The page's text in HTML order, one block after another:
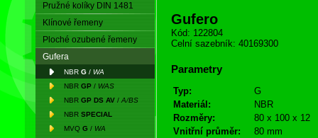
Pružné kolíky DIN 1481
Klínové řemeny
Ploché ozubené řemeny
Gufera
NBR G / WA
NBR GP / WAS
NBR GP DS AV / A/BS
NBR SPECIAL
MVQ G / WA
Gufero
Kód: 122804
Celní sazebník: 40169300
Parametry
Typ:
G
Materiál:
NBR
Rozměry:
80 x 100 x 12
Vnitřní průměr:
80 mm